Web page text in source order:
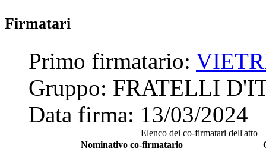
Firmatari
Primo firmatario:
Gruppo: FRATELLI
Data firma: 13/03/2024
Elenco dei co-firmatari dell'atto
Nominativo co-firmatario